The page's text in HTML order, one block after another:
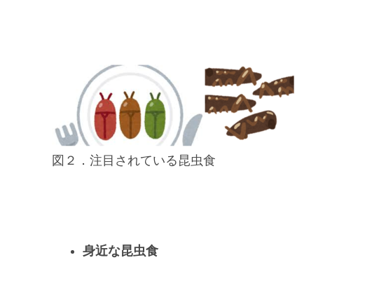
図２．注目されている昆虫食
身近な昆虫食